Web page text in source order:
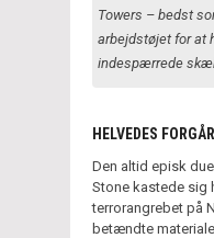
Towers – bedst
arbejdstøjet for at
indespærrede
HELVEDES
Den altid episk
Stone kastede sig
terrorangrebet på
betændte